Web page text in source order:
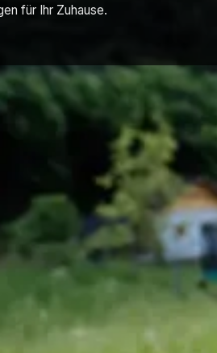
für Ihr Zuhause.
für eine eigene
Energie neu